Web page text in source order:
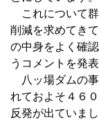
これについて群
削減を求めてき
の中身をよく確
うコメントを発
八ッ場ダムの事
れておよそ４６
反発が出ていまし